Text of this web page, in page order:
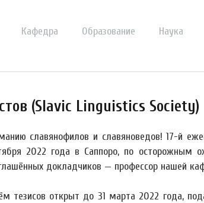
Кафедра Образование Наука
(Slavic Linguistics Society)
славянофилов и славяноведов! 17-й
2022 года в Саппоро, по осторожным
докладчиков — профессор нашей
тезисов открыт до 31 марта 2022 года,